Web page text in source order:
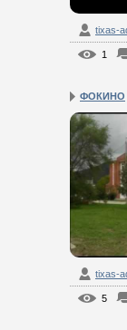
tixas-
1
ФОКИНО
tixas-
5